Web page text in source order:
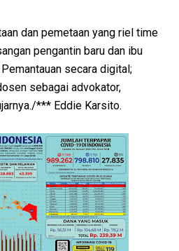
dan pemetaan yang riel time
pengantin baru dan ibu
secara digital;
sebagai advokator,
*** Eddie Karsito.